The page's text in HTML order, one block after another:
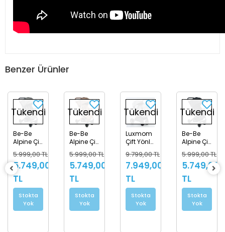
Benzer Ürünler
Tükendi
Be-Be
Alpine Çift
Kabin
Boy
Bebek
Arabası -
Kahve
5.999,00 TL
5.749,00
TL
Stokta
Yok
Tükendi
Luxmom
Çift Yönlü
Boy
Bebek
Arabası -
Gri
9.799,00 TL
7.949,00
TL
Stokta
Yok
Tükendi
Be-Be
Alpine Çift
Kabin
Boy
Bebek
Arabası -
Siyah
5.999,00 TL
5.749,00
TL
Stokta
Yok
Tükendi
Be-Be
Soft Plus
Bebek
Arabası
Krem
5.749,00 TL
4.899,00
TL
Stokta
Yok